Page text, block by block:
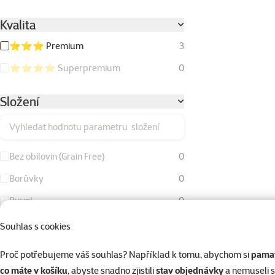
Souhlas s cookies
Proč potřebujeme váš souhlas? Například k tomu, abychom si
co máte v košíku, abyste snadno zjistilistav objednávkya nemuseli
Kvalita
⭐⭐⭐ Premium
3
⭐⭐⭐⭐ Superpremium
0
Složení
Vyhledat hodnotu parametru složení
Bez obilovin (Grain Free)
0
Borůvky
0
Buvol
0
Buvolí kůže
Hovězí maso
0